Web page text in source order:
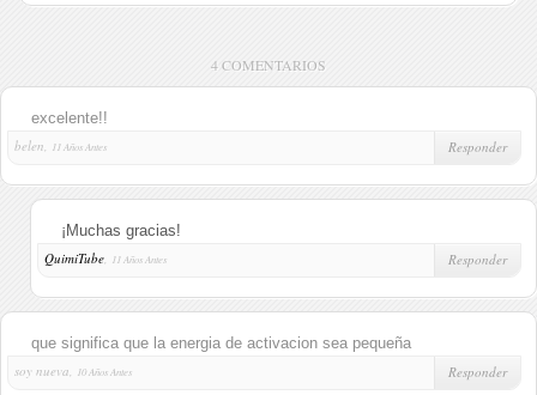
4 COMENTARIOS
excelente!!
belen,
11 Años Antes Responder
¡Muchas gracias!
QuimiTube
11 Años Antes Responder
que significa que la energia de activacion sea pequeña
soy nueva,
10 Años Antes Responder